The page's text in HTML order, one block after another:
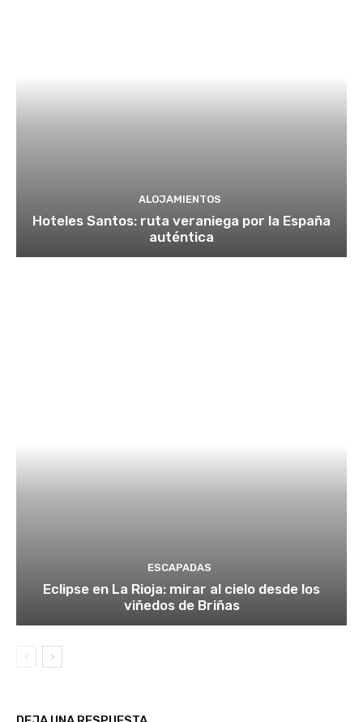
ALOJAMIENTOS
Hoteles Santos: ruta veraniega por la España
auténtica
ESCAPADAS
Eclipse en La Rioja: mirar al cielo desde los
viñedos de Briñas